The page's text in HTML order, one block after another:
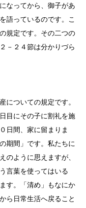
なってから、御子があ
語っているのです。こ
規定です。その二つの
－２４節は分かりづら
についての規定です。
目にその子に割礼を施
日間、家に留まりま
期間」です。私たちに
のように思えますが、
言葉を使ってはいる
す。「清め」もなにか
ら日常生活へ戻ること